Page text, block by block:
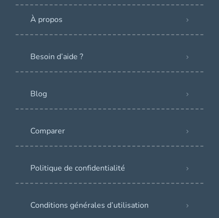
À propos
Besoin d’aide ?
Blog
Comparer
Politique de confidentialité
Conditions générales d’utilisation